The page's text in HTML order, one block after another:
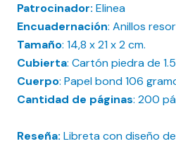
Patrocinador: Elinea
Encuadernación: Anillos
Tamaño: 14,8 x 21 x 2 cm.
Cubierta: Cartón piedra de
Cuerpo: Papel bond 106
Cantidad de páginas: 200
Reseña: Libreta con diseño